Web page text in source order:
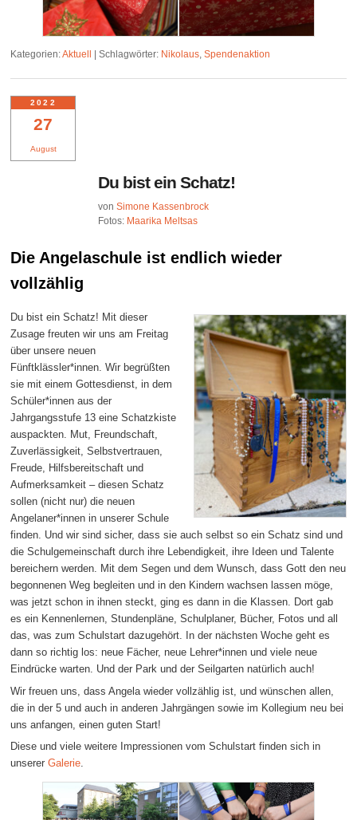
Kategorien:Aktuell |Schlagwörter: Nikolaus,Spendenaktion
27
August
2022
Du bist ein Schatz!
vonSimone Kassenbrock
Fotos: Maarika Meltsas
Die Angelaschule ist endlich wieder
vollzählig
Du bist ein Schatz! Mit dieser
Zusage freuten wir uns am Freitag
über unsere neuen
Fünftklässler*innen. Wir begrüßten
sie mit einem Gottesdienst, in dem
Schüler*innen aus der
Jahrgangsstufe 13 eine Schatzkiste
auspackten. Mut, Freundschaft,
Zuverlässigkeit, Selbstvertrauen,
Freude, Hilfsbereitschaft und
Aufmerksamkeit – diesen Schatz
sollen (nicht nur) die neuen
Angelaner*innen in unserer Schule
finden. Und wir sind sicher, dass sie auch selbst so ein Schatz sind und
die Schulgemeinschaft durch ihre Lebendigkeit, ihre Ideen und Talente
bereichern werden. Mit dem Segen und dem Wunsch, dass Gott den neu
begonnenen Weg begleiten und in den Kindern wachsen lassen möge,
was jetzt schon in ihnen steckt, ging es dann in die Klassen. Dort gab
es ein Kennenlernen, Stundenpläne, Schulplaner, Bücher, Fotos und all
das, was zum Schulstart dazugehört. In der nächsten Woche geht es
dann so richtig los: neue Fächer, neue Lehrer*innen und viele neue
Eindrücke warten. Und der Park und der Seilgarten natürlich auch!
Wir freuen uns, dass Angela wieder vollzählig ist, und wünschen allen,
die in der 5 und auch in anderen Jahrgängen sowie im Kollegium neu bei
uns anfangen, einen guten Start!
Diese und viele weitere Impressionen vom Schulstart finden sich in
unsererGalerie.